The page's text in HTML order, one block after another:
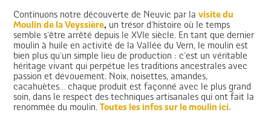
Continuons notre découverte de Neuvic par la visite du
Moulin de la Veyssière, un trésor d’histoire où le temps
semble s’être arrêté depuis le XVIe siècle. En tant que dernier
moulin à huile en activité de la Vallée du Vern, le moulin est
bien plus qu’un simple lieu de production : c’est un véritable
héritage vivant qui perpétue les traditions ancestrales avec
passion et dévouement. Noix, noisettes, amandes,
cacahuètes… chaque produit est façonné avec le plus grand
soin, dans le respect des techniques artisanales qui ont fait la
renommée du moulin. Toutes les infos sur le moulin ici.